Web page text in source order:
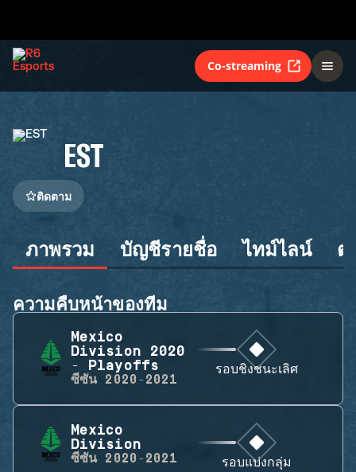
Co-streaming
EST
ติดตาม
ภาพรวม บัญชีรายชื่อ ไทม์ไลน์ ต
ความคืบหน้าของทีม
Mexico
Division 2020
- Playoffs
ซีซัน 2020-2021
รอบชิงชนะเลิศ
Mexico
Division
ซีซัน 2020-2021 รอบแบ่งกลุ่ม